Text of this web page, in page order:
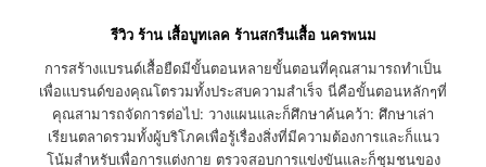
รีวิว ร้าน เสื้อบูทเลค ร้านสกรีนเสื้อ นครพนม
การสร้างแบรนด์เสื้อยืดมีขั้นตอนหลายขั้นตอนที่คุณสามารถทำเป็น
เพื่อแบรนด์ของคุณโตรวมทั้งประสบความสำเร็จ นี่คือขั้นตอนหลักๆที่
คุณสามารถจัดการต่อไป: วางแผนและก็ศึกษาค้นคว้า: ศึกษาเล่า
เรียนตลาดรวมทั้งผู้บริโภคเพื่อรู้เรื่องสิ่งที่มีความต้องการและก็แนว
โน้มสำหรับเพื่อการแต่งกาย ตรวจสอบการแข่งขันและก็ชุมชนของ